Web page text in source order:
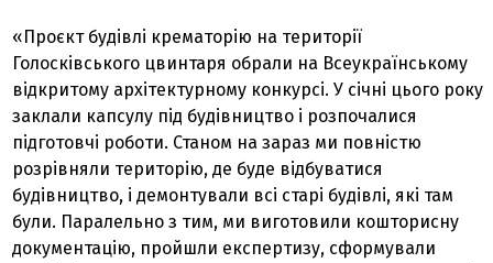
«Проєкт будівлі крематорію на території
Голосківського цвинтаря обрали на Всеукраїнському
відкритому архітектурному конкурсі. У січні цього року
заклали капсулу під будівництво і розпочалися
підготовчі роботи. Станом на зараз ми повністю
розрівняли територію, де буде відбуватися
будівництво, і демонтували всі старі будівлі, які там
були. Паралельно з тим, ми виготовили кошторисну
документацію, пройшли експертизу, сформували